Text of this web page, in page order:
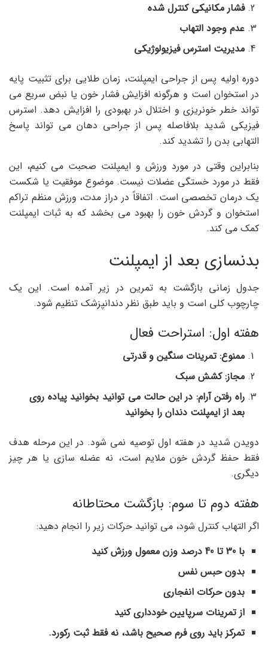
فشار مکانیکی کنترل شده
عدم وجود التهاب
مدیریت استرس فیزیولوژیکی
دوره اولیه پس از جراحی ایمپلنت، زمان طلایی برای تثبیت پایه
در استخوان است و هرگونه افزایش فشار خون یا نبض سریع می
تواند خطر خونریزی و اختلال در بهبودی را افزایش دهد. استرس
فیزیکی شدید بلافاصله پس از جراحی دهان می تواند پاسخ
التهابی بدن را تشدید کند.
بنابراین وقتی در مورد ورزش و ایمپلنت صحبت می کنیم، این
فقط در مورد خستگی عضلات نیست. موضوع موفقیت یا شکست
یک درمان تخصصی است. اتفاقاً در دراز مدت، ورزش منظم تراکم
استخوان و گردش خون را بهبود می بخشد که به ثبات ایمپلنت
کمک می کند.
بدنسازی بعد از ایمپلنت
جدول زمانی بازگشت به تمرین در زیر آمده است. این یک
چارچوب کلی است و باید طبق نظر دندانپزشک تنظیم شود.
هفته اول: استراحت فعال
ممنوع: تمرینات سنگین و قدرتی
مجاز: کشش سبک
راه رفتن آرام: در این حالت می توانید بخوانیدپیاده روی
بعد از ایمپلنت دندان را بخوانید
دویدن شدید در هفته اول توصیه نمی شود. در این مرحله هدف
فقط حفظ گردش خون ملایم است، نه عضله سازی یا هر چیز
دیگری.
هفته دوم تا سوم: بازگشت محتاطانه
اگر التهاب کنترل شود، می توانید حرکات زیر را انجام دهید:
با 30 تا 40 درصد وزن معمول ورزش کنید
بدون حبس نفس
بدون حرکات انفجاری
از تمرینات سرپایین خودداری کنید
تمرکز باید روی فرم صحیح باشد، نه فقط ثبت رکورد.